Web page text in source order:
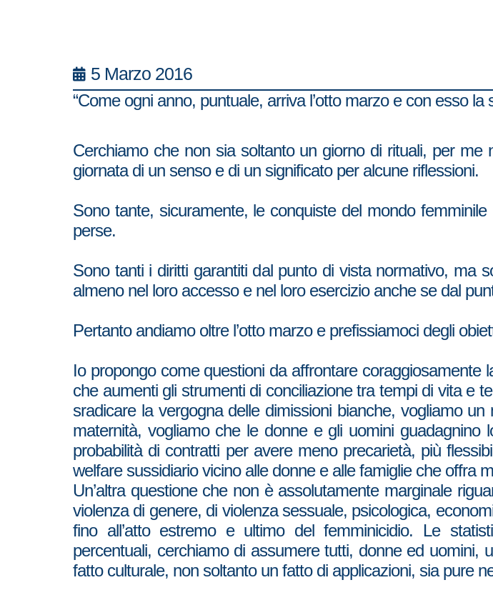
5 Marzo 2016
“Come ogni anno, puntuale, arriva l’otto marzo e con esso
Cerchiamo che non sia soltanto un giorno di rituali, per
giornata di un senso e di un significato per alcune riflessioni.
Sono tante, sicuramente, le conquiste del mondo
perse.
Sono tanti i diritti garantiti dal punto di vista normativo, ma
almeno nel loro accesso e nel loro esercizio anche se dal
Pertanto andiamo oltre l’otto marzo e prefissiamoci degli
Io propongo come questioni da affrontare
che aumenti gli strumenti di conciliazione tra tempi di vita e
sradicare la vergogna delle dimissioni bianche, vogliamo
maternità, vogliamo che le donne e gli uomini
probabilità di contratti per avere meno precarietà, più
welfare sussidiario vicino alle donne e alle famiglie che offra
Un’altra questione che non è assolutamente marginale
violenza di genere, di violenza sessuale, psicologica,
fino all’atto estremo e ultimo del femminicidio. Le
percentuali, cerchiamo di assumere tutti, donne ed uomini,
fatto culturale, non soltanto un fatto di applicazioni, sia pure